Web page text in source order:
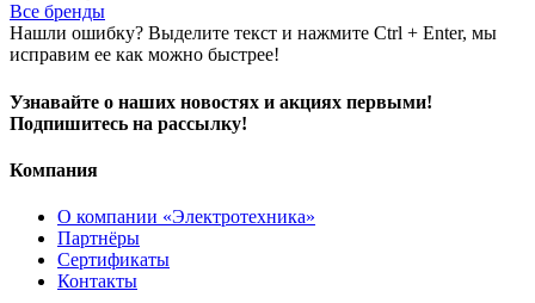
Все бренды
Нашли ошибку? Выделите текст и нажмите Ctrl + Enter, мы
исправим ее как можно быстрее!
Узнавайте о наших новостях и акциях первыми!
Подпишитесь на рассылку!
Компания
О компании «Электротехника»
Партнёры
Сертификаты
Контакты